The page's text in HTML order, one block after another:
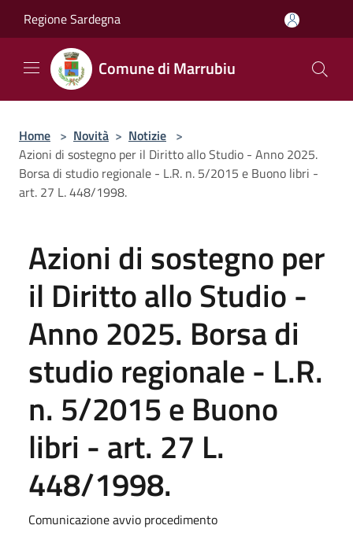
Regione Sardegna
Comune di Marrubiu
Home > Novità > Notizie >
Azioni di sostegno per il Diritto allo Studio - Anno 2025.
Borsa di studio regionale - L.R. n. 5/2015 e Buono libri -
art. 27 L. 448/1998.
Azioni di sostegno per
il Diritto allo Studio -
Anno 2025. Borsa di
studio regionale - L.R.
n. 5/2015 e Buono
libri - art. 27 L.
448/1998.
Comunicazione avvio procedimento